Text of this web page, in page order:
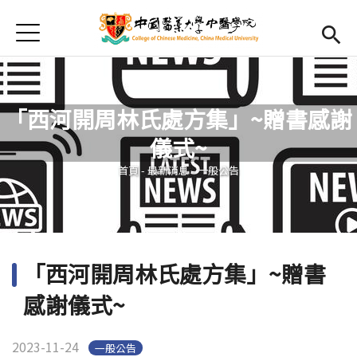
首頁
最新消息
Open submenu (學院簡介)
學院簡介
Open submenu (院長室)
院長室
國際課程
Open submenu (學院計畫)
學院計畫
Jump to Navigation
Jump to Main content
「西河開周林氏處方集」~贈書感謝
儀式~
您在這裡
首頁- 最新消息-一般公告
「西河開周林氏處方集」~贈書
感謝儀式~
2023-11-24 一般公告